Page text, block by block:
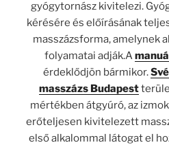
gyógytornász kivitelezi.
kérésére és előírásának
masszázsforma, amelynek
folyamatai adják.A
érdeklődjön bármikor.
masszázs Budapest
mértékben átgyúró, az
erőteljesen kivitelezett
első alkalommal látogat el